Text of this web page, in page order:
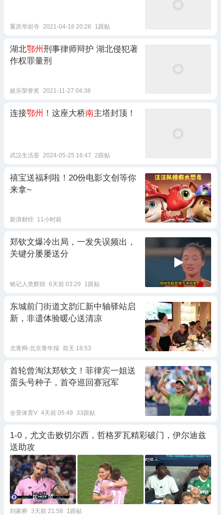
重庆华岩寺 2021-04-18 20:26 1跟贴
湖北鄂州 刑事律师辩护 湖北侵犯著
作权罪量刑
娱乐荣誉奖 2021-11-27 04:38
连接鄂州 ！这座大桥南主塔封顶！
武汉生活荟 2024-05-25 16:47 2跟贴
禧宝送福利啦！20份电影文创等你
来拿~
新浪财经 11小时前
郑钦文爆冷出局，一发失误频出，
关键分屡屡送分
铭记人类辉煌 6天前 03:29 1跟贴
东城前门街道文韵汇新中轴驿站启
新，非遗体验暖心送清凉
北青网-北京青年报 前天 18:53
首轮曾淘汰郑钦文！菲律宾一姐送
蛋头号种子，首夺巡回赛冠军
全景体育V 4天前 05:49 33跟贴
1-0，尤文击败切尔西，哲格罗瓦精彩破门，伊尔迪兹
送助攻
刘家桥 3天前 21:58 1跟贴